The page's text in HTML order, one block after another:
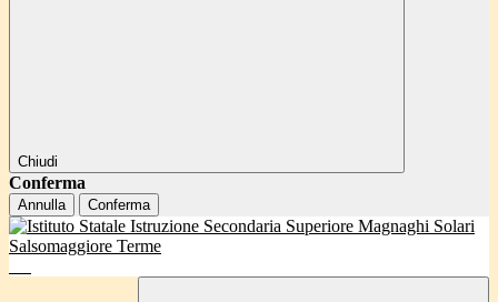
Chiudi
Conferma
Annulla Conferma